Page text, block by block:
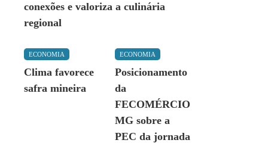
conexões e valoriza a culinária
regional
ECONOMIA
Clima favorece
safra mineira
ECONOMIA
Posicionamento
da
FECOMÉRCIO
MG sobre a
PEC da jornada